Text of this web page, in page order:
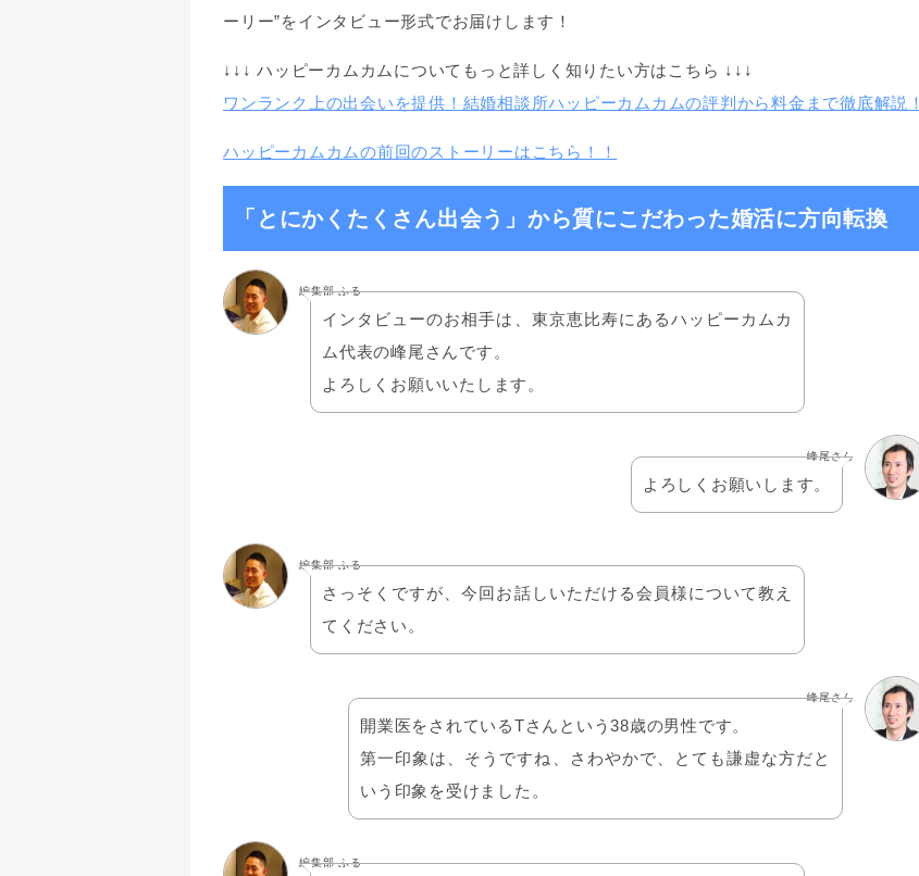
ーリー”をインタビュー形式でお届けします！
↓↓↓ ハッピーカムカムについてもっと詳しく知りたい方はこちら ↓↓↓
ワンランク上の出会いを提供！結婚相談所ハッピーカムカムの評判から料金まで徹底解説！
ハッピーカムカムの前回のストーリーはこちら！！
「とにかくたくさん出会う」から質にこだわった婚活に方向転換
編集部 ふる
インタビューのお相手は、東京恵比寿にあるハッピーカムカ
ム代表の峰尾さんです。
よろしくお願いいたします。
峰尾さん
よろしくお願いします。
編集部 ふる
さっそくですが、今回お話しいただける会員様について教え
てください。
峰尾さん
開業医をされているTさんという38歳の男性です。
第一印象は、そうですね、さわやかで、とても謙虚な方だと
いう印象を受けました。
編集部 ふる